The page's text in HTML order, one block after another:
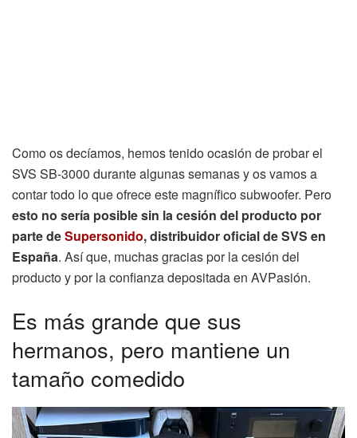
Como os decíamos, hemos tenido ocasión de probar el
SVS SB-3000 durante algunas semanas y os vamos a
contar todo lo que ofrece este magnífico subwoofer. Pero
esto no sería posible sin la cesión del producto por
parte deSupersonido, distribuidor oficial de SVS en
España. Así que, muchas gracias por la cesión del
producto y por la confianza depositada en AVPasión.
Es más grande que sus
hermanos, pero mantiene un
tamaño comedido